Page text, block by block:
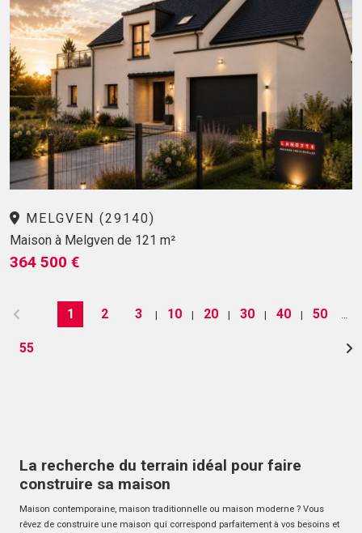
MELGVEN (29140)
Maison à Melgven de 121 m²
364 500 €
1 2 3 | 10 | 20 | 30 | 40 | 50
55
La recherche du terrain idéal pour faire
construire sa maison
Maison contemporaine, maison traditionnelle ou maison moderne ? Vous
rêvez de construire une maison qui correspond parfaitement à vos besoins et